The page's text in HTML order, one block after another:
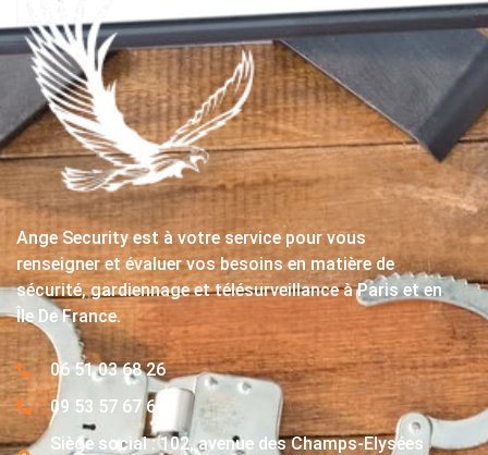
Ange Security est à votre service pour vous
renseigner et évaluer vos besoins en matière de
sécurité, gardiennage et télésurveillance à Paris et en
Île De France.
06 51 03 68 26
09 53 57 67 63
Siège social : 102, avenue des Champs-Elysées